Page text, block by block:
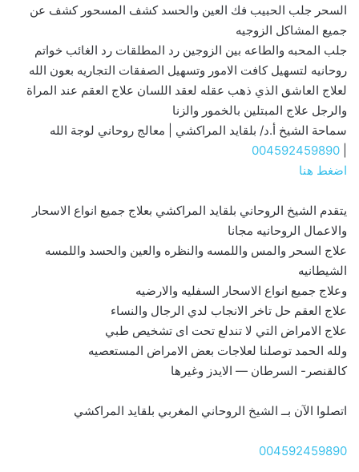
السحر جلب الحبيب فك العين والحسد كشف المسحور كشف عن
جميع المشاكل الزوجيه
جلب المحبه والطاعه بين الزوجين رد المطلقات رد الغائب خواتم
روحانيه لتسهيل كافت الامور وتسهيل الصفقات التجاريه بعون الله
لعلاج العاشق الذي ذهب عقله لعقد اللسان علاج العقم عند المراة
والرجل علاج المبتلين بالخمور والزنا
سماحة الشيخ أ.د/ بلقايد المراكشي | معالج روحاني لوجة الله
004592459890
اضغط هنا
يتقدم الشيخ الروحاني بلقايد المراكشي بعلاج جميع انواع الاسحار
والاعمال الروحانيه مجانا
علاج السحر والمس واللمسه والنظره والعين والحسد واللمسه
الشيطانيه
وعلاج جميع انواع الاسحار السفليه والارضيه
علاج العقم حل تاخر الانجاب لدي الرجال والنساء
علاج الامراض التي لا تندلع تحت اى تشخيص طبي
ولله الحمد توصلنا لعلاجات بعض الامراض المستعصيه
كالقنصر- السرطان — الايدز وغيرها
اتصلوا الآن بــ الشيخ الروحاني المغربي بلقايد المراكشي
004592459890